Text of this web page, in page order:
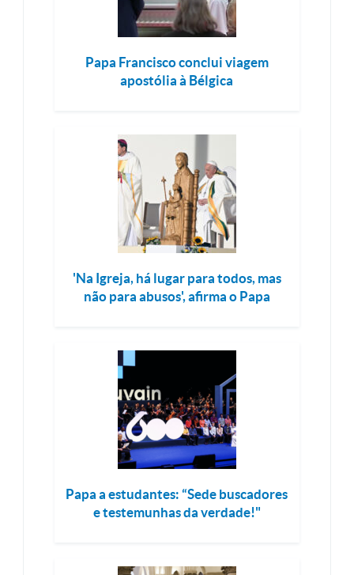
Papa Francisco conclui viagem
apostólia à Bélgica
'Na Igreja, há lugar para todos, mas
não para abusos', afirma o Papa
Papa a estudantes: “Sede buscadores
e testemunhas da verdade!"